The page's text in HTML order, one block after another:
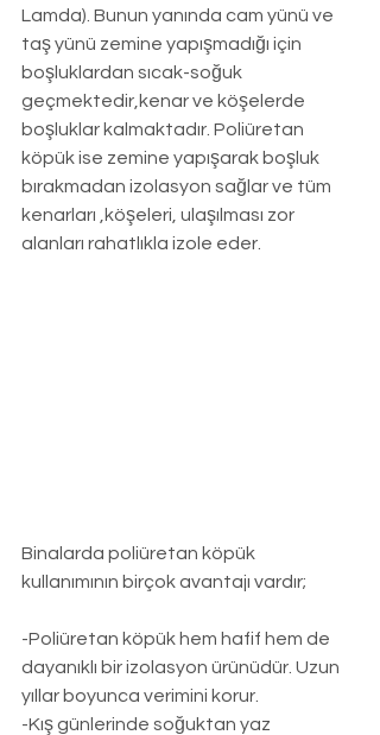
Lamda). Bunun yanında cam yünü ve
taş yünü zemine yapışmadığı için
boşluklardan sıcak-soğuk
geçmektedir,kenar ve köşelerde
boşluklar kalmaktadır. Poliüretan
köpük ise zemine yapışarak boşluk
bırakmadan izolasyon sağlar ve tüm
kenarları ,köşeleri, ulaşılması zor
alanları rahatlıkla izole eder.
Binalarda poliüretan köpük
kullanımının birçok avantajı vardır;
-Poliüretan köpük hem hafif hem de
dayanıklı bir izolasyon ürünüdür. Uzun
yıllar boyunca verimini korur.
-Kış günlerinde soğuktan yaz